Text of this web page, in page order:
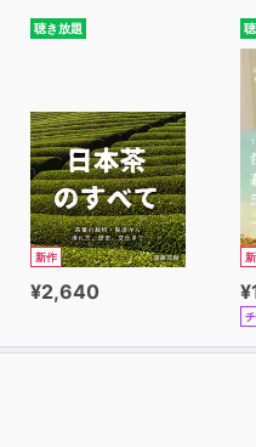
聴き放題
新作
¥2,640